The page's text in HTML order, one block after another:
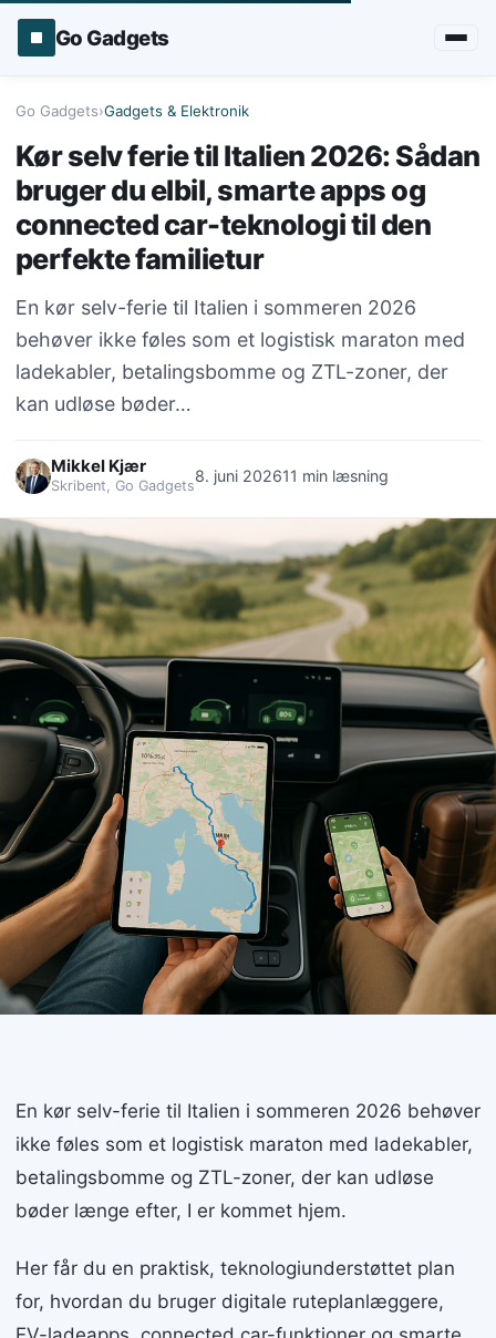
Go Gadgets
Go Gadgets›Gadgets & Elektronik
Kør selv ferie til Italien 2026: Sådan
bruger du elbil, smarte apps og
connected car-teknologi til den
perfekte familietur
En kør selv-ferie til Italien i sommeren 2026
behøver ikke føles som et logistisk maraton med
ladekabler, betalingsbomme og ZTL-zoner, der
kan udløse bøder…
Mikkel Kjær
Skribent, Go Gadgets
8. juni 202611 min læsning
En kør selv-ferie til Italien i sommeren 2026 behøver
ikke føles som et logistisk maraton med ladekabler,
betalingsbomme og ZTL-zoner, der kan udløse
bøder længe efter, I er kommet hjem.
Her får du en praktisk, teknologiunderstøttet plan
for, hvordan du bruger digitale ruteplanlæggere,